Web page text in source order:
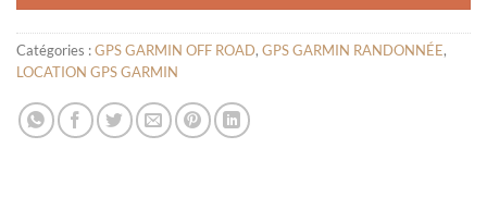
Catégories :GPS GARMIN OFF ROAD, GPS GARMIN RANDONNÉE,
LOCATION GPS GARMIN